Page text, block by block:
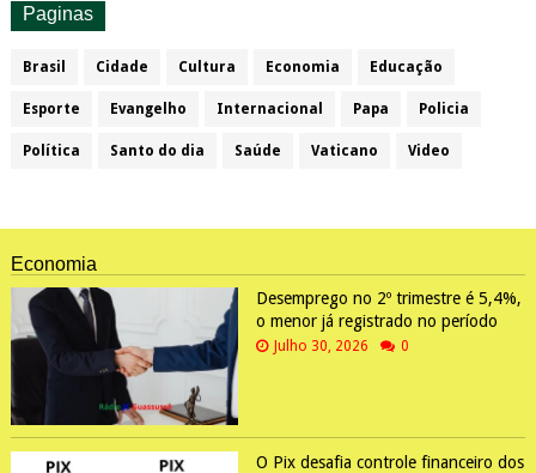
Paginas
Brasil Cidade Cultura Economia Educação
Esporte Evangelho Internacional Papa Policia
Política Santo do dia Saúde Vaticano Video
Economia
Desemprego no 2º trimestre é 5,4%,
o menor já registrado no período
Julho 30, 2026 0
O Pix desafia controle financeiro dos